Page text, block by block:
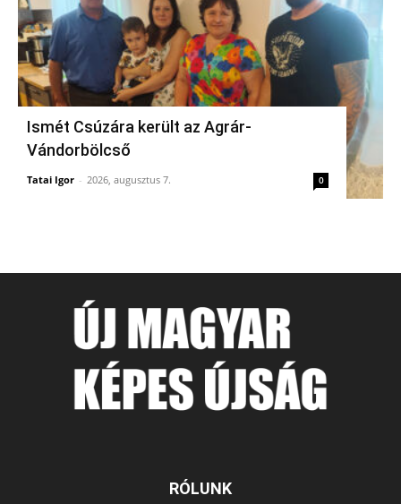
Ismét Csúzára került az Agrár-
Vándorbölcső
Tatai Igor - 2026, augusztus 7. 0
RÓLUNK